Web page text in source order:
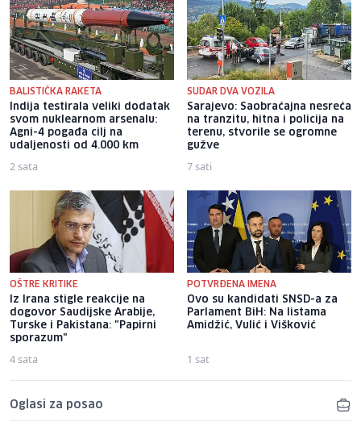
BALISTIČKA RAKETA
Indija testirala veliki dodatak
svom nuklearnom arsenalu:
Agni-4 pogađa cilj na
udaljenosti od 4.000 km
2 sata
SUDAR DVA VOZILA
Sarajevo: Saobraćajna nesreća
na tranzitu, hitna i policija na
terenu, stvorile se ogromne
gužve
7 sati
OŠTRE KRITIKE
Iz Irana stigle reakcije na
dogovor Saudijske Arabije,
Turske i Pakistana: "Papirni
sporazum"
4 sata
POTVRĐENA IMENA
Ovo su kandidati SNSD-a za
Parlament BiH: Na listama
Amidžić, Vulić i Višković
1 sat
Oglasi za posao